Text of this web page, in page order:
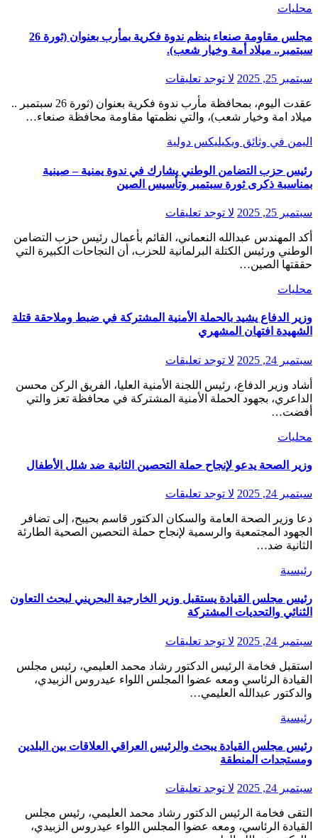
محليات
مجلس مقاومة صنعاء ينظم ندوة فكرية بمأرب بعنوان (ثورة 26
سبتمبر.. ميلاد أمة وخيار شعب).
سبتمبر 25, 2025 لا توجد تعليقات
عقدت اليوم، بمحافظة مأرب ندوة فكرية بعنوان (ثورة 26 سبتمبر ..
ميلاد امة وخيار شعب)، والتي نظمتها مقاومة محافظة صنعاء…
اليمن في وثائق ويكيليكس دولية
رئيس حزب التضامن الوطني يشارك في ندوة يمنية – صينية
بمناسبة ذكرى ثورة سبتمبر وتأسيس الصين
سبتمبر 25, 2025 لا توجد تعليقات
الوطني ورئيس الكتلة البرلمانية للحزب، أن النجاحات الكبيرة التي
حققتها الصين…
محليات
وزير الدفاع يشيد بالحملة الأمنية المشتركة في ضبط وملاحقة قتلة
الشهيدة افتهان المشهري
سبتمبر 24, 2025 لا توجد تعليقات
الداعري، بجهود الحملة الأمنية المشتركة في محافظة تعز والتي
أفضت…
محليات
وزير الصحة يدعو لإنجاح حملة التحصين الثانية ضد شلل الأطفال
سبتمبر 24, 2025 لا توجد تعليقات
دعا وزير الصحة العامة والسكان الدكتور قاسم بحيبح، إلى تضافر
الجهود المجتمعية والرسمية لإنجاح حملة التحصين الصحية الطارئة
الثانية ضد…
رئيسية
رئيس مجلس القيادة يستقبل وزير الخارجية البحريني لبحث التعاون
الثنائي والتحديات المشتركة
سبتمبر 24, 2025 لا توجد تعليقات
القيادة الرئاسي ومعه عضوا المجلس اللواء عيدروس الزبيدي،
والدكتور عبدالله العليمي…
رئيسية
رئيس مجلس القيادة يبحث والرئيس العراقي العلاقات بين البلدين
ومستجدات المنطقة
سبتمبر 24, 2025 لا توجد تعليقات
القيادة الرئاسي، ومعه عضوا المجلس اللواء عيدروس الزبيدي،